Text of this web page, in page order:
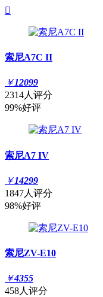

索尼A7C II
￥12099
2314人评分
99%好评
索尼A7 IV
￥14299
1847人评分
98%好评
索尼ZV-E10
￥4355
458人评分